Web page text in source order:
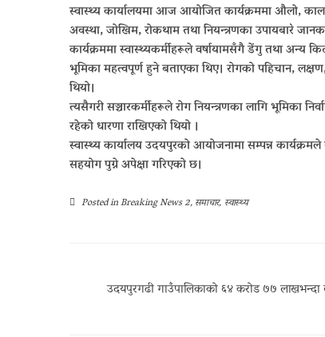
स्वास्थ्य कार्यालयमा आज आयोजित कार्यक्रममा औलो,
अवस्था, जोखिम, रोकथाम तथा नियन्त्रणका उपायबारे
कार्यक्रममा स्वास्थ्यकर्मीहरूले वर्षायामसँगै डेंगु तथा
भूमिका महत्वपूर्ण हुने बताएका थिए। रोगको पहिचान,
थियो।
त्यसैगरी सञ्चारकर्मीहरूले रोग नियन्त्रणका लागि भूमिका
रहेको धारणा राखिएको थियो ।
स्वास्थ्य कार्यालय उदयपुरको आयोजनामा सम्पन्न
सहयोग पुग्ने अपेक्षा गरिएको छ।
Posted inBreaking News 2,समाचार, स्वास्थ्य
उदयपुरगढी गाउँपालिकाको ६४ करोड ७७